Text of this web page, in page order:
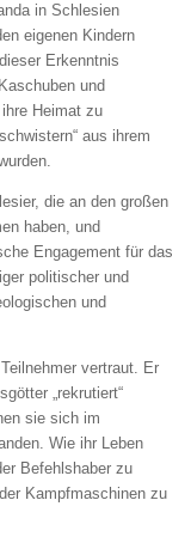
in Schlesien
eigenen Kindern
Erkenntnis
und
Heimat zu
aus ihrem
die an den großen
haben, und
Engagement für das
politischer und
und
vertraut. Er
„rekrutiert“
sie sich im
Wie ihr Leben
Befehlshaber zu
Kampfmaschinen zu